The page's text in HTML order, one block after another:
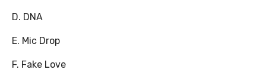
D. DNA
E. Mic Drop
F. Fake Love